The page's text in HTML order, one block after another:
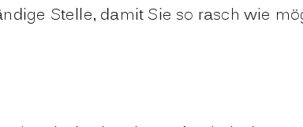
Stelle, damit Sie so rasch wie